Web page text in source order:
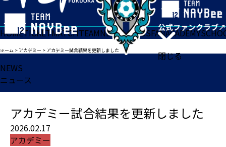
閉じる
HOMETICKETMATCHTEAMNEWSGOODSFANACADEMY
ホーム > アカデミー > アカデミー試合結果を更新しました
NEWS
ニュース
アカデミー試合結果を更新しました
2026.02.17
アカデミー